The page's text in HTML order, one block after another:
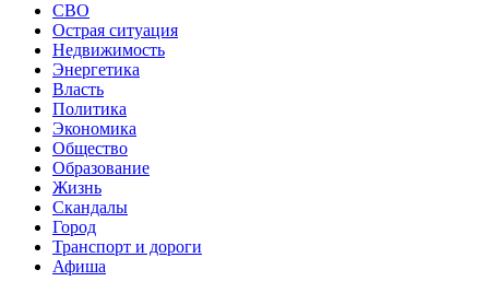
СВО
Острая ситуация
Недвижимость
Энергетика
Власть
Политика
Экономика
Общество
Образование
Жизнь
Скандалы
Город
Транспорт и дороги
Афиша